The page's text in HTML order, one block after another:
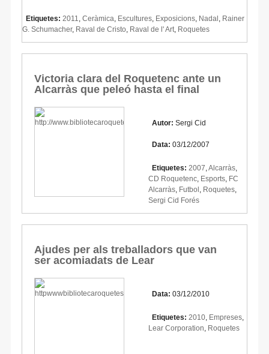
Etiquetes: 2011 Ceràmica Escultures Exposicions Nadal Rainer
G. Schumacher, Raval de Cristo Raval de l' Art Roquetes
Victoria clara del Roquetenc ante un
Alcarràs que peleó hasta el final
Autor: Sergi Cid
Data: 03/12/2007
Etiquetes: 2007 Alcarràs
CD Roquetenc Esports FC
Alcarràs Futbol Roquetes
Sergi Cid Forés
Ajudes per als treballadors que van
ser acomiadats de Lear
Data: 03/12/2010
Etiquetes: 2010 Empreses
Lear Corporation Roquetes